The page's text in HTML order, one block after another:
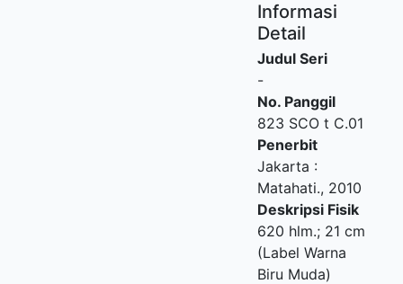
Informasi
Detail
Judul Seri
-
No. Panggil
823 SCO t C.01
Penerbit
Jakarta :
Matahati., 2010
Deskripsi Fisik
620 hlm.; 21 cm
(Label Warna
Biru Muda)